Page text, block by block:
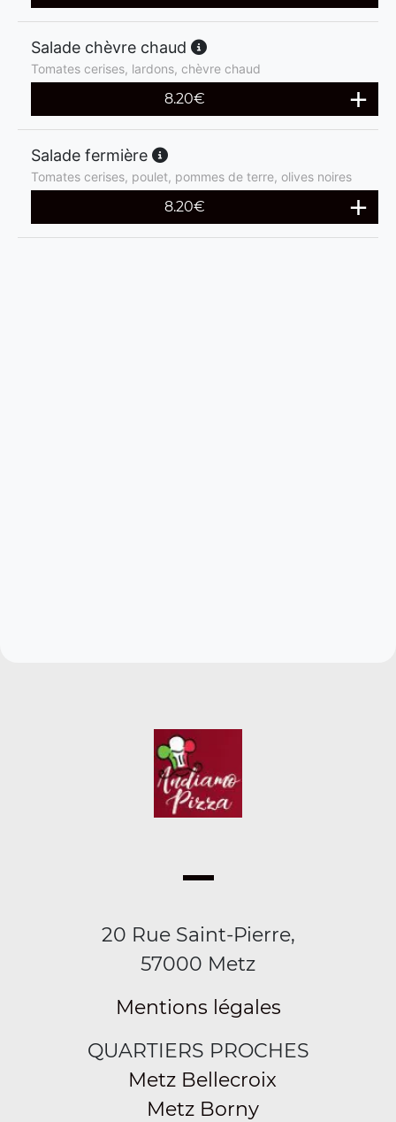
Salade chèvre chaud
Tomates cerises, lardons, chèvre chaud
8.20€
Salade fermière
Tomates cerises, poulet, pommes de terre, olives noires
8.20€
20 Rue Saint-Pierre,
57000 Metz
Mentions légales
QUARTIERS PROCHES
Metz Bellecroix
Metz Borny